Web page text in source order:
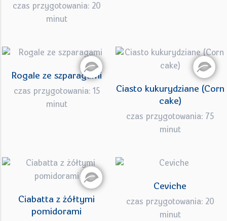
czas przygotowania: 20
minut
Rogale ze szparagami
czas przygotowania: 15
minut
Ciasto kukurydziane (Corn
cake)
czas przygotowania: 75
minut
Ciabatta z żółtymi
pomidorami
Ceviche
czas przygotowania: 20
minut